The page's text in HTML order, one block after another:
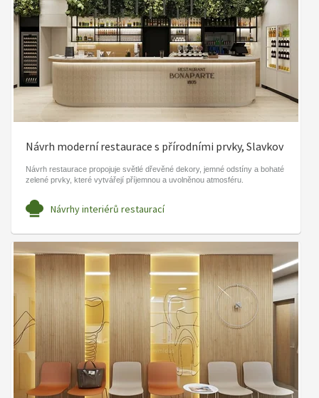
Návrh moderní restaurace s přírodními prvky, Slavkov
Návrh restaurace propojuje světlé dřevěné dekory, jemné odstíny a bohaté
zelené prvky, které vytvářejí příjemnou a uvolněnou atmosféru.
Návrhy interiérů restaurací